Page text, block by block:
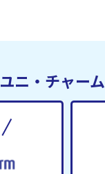
ユニ・チャーム